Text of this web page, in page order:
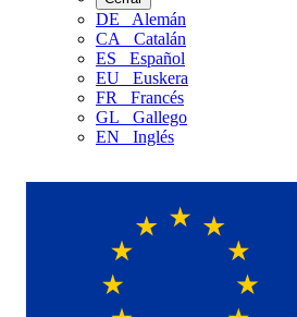
DE
Alemán
CA
Catalán
ES
Español
EU
Euskera
FR
Francés
GL
Gallego
EN
Inglés